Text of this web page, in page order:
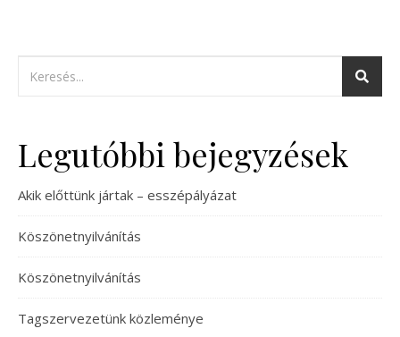
Legutóbbi bejegyzések
Akik előttünk jártak – esszépályázat
Köszönetnyilvánítás
Köszönetnyilvánítás
Tagszervezetünk közleménye